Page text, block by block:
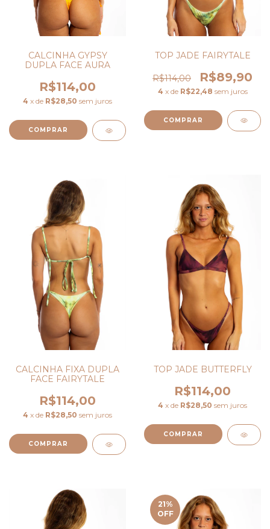
CALCINHA GYPSY
DUPLA FACE AURA
R$114,00
4 x de R$28,50 sem juros
COMPRAR
TOP JADE FAIRYTALE
R$114,00 R$89,90
4 x de R$22,48 sem juros
COMPRAR
CALCINHA FIXA DUPLA
FACE FAIRYTALE
R$114,00
4 x de R$28,50 sem juros
COMPRAR
TOP JADE BUTTERFLY
R$114,00
4 x de R$28,50 sem juros
COMPRAR
21%
OFF